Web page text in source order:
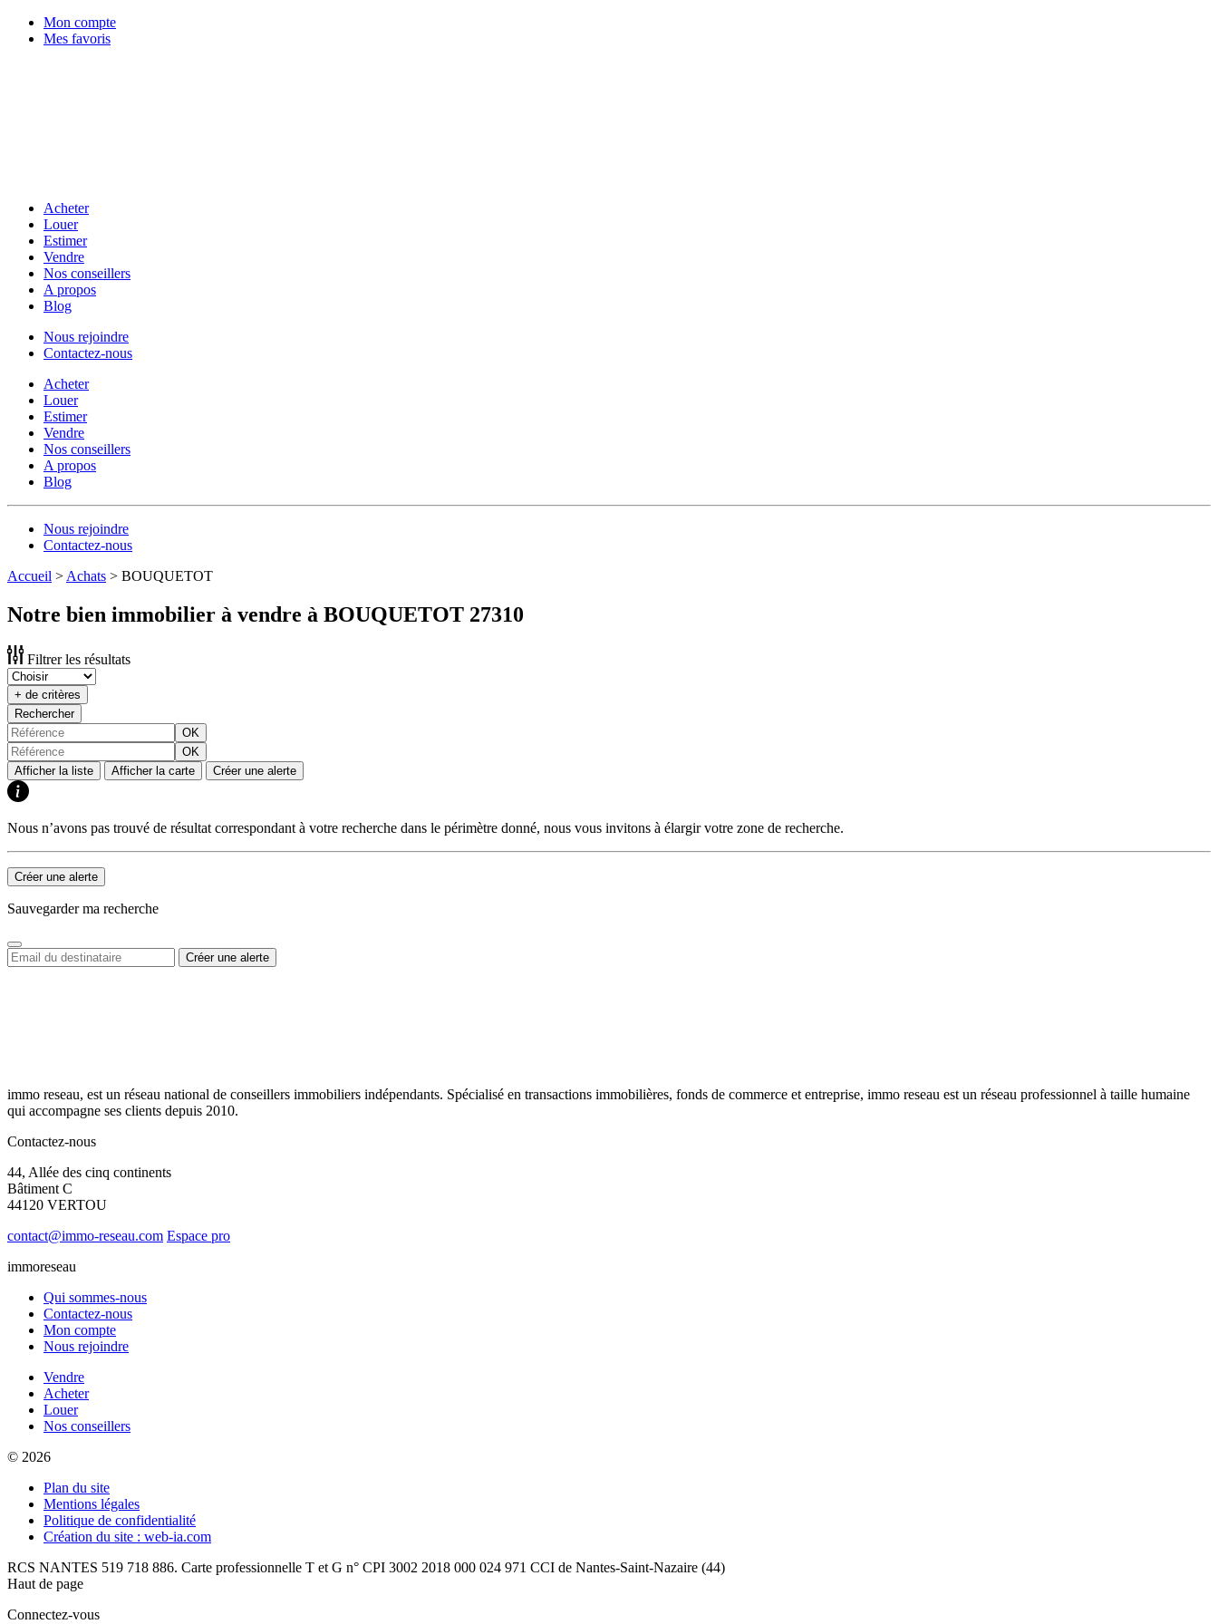
Mon compte
Mes favoris
Acheter
Louer
Estimer
Vendre
Nos conseillers
A propos
Blog
Nous rejoindre
Contactez-nous
Acheter
Louer
Estimer
Vendre
Nos conseillers
A propos
Blog
Nous rejoindre
Contactez-nous
Accueil > Achats > BOUQUETOT
Notre bien immobilier à vendre à BOUQUETOT 27310
Filtrer les résultats
+ de critères
Rechercher
OK
OK
Afficher la liste
Afficher la carte Créer une alerte
Nous n’avons pas trouvé de résultat correspondant à votre recherche dans le périmètre donné, nous vous invitons à élargir votre zone de recherche.
Créer une alerte
Sauvegarder ma recherche
immo reseau, est un réseau national de conseillers immobiliers indépendants. Spécialisé en transactions immobilières, fonds de commerce et entreprise, immo reseau est un réseau professionnel à taille humaine
qui accompagne ses clients depuis 2010.
Contactez-nous
44, Allée des cinq continents
Bâtiment C
44120 VERTOU
contact@immo-reseau.com Espace pro
immoreseau
Qui sommes-nous
Contactez-nous
Mon compte
Nous rejoindre
Vendre
Acheter
Louer
Nos conseillers
© 2026
Plan du site
Mentions légales
Politique de confidentialité
Création du site : web-ia.com
RCS NANTES 519 718 886. Carte professionnelle T et G n° CPI 3002 2018 000 024 971 CCI de Nantes-Saint-Nazaire (44)
Haut de page
Connectez-vous